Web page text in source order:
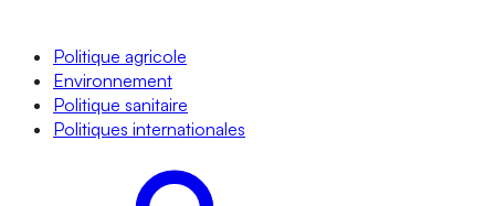
Politique agricole
Environnement
Politique sanitaire
Politiques internationales